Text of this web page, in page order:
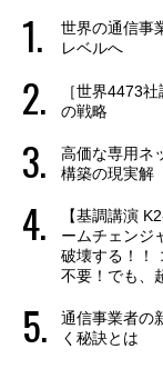
世界の通信事
レベルへ
［世界4473
の戦略
高価な専用ネ
構築の現実解
【基調講演
ームチェンジ
破壊する！！
不要！でも、
通信事業者の
く秘訣とは